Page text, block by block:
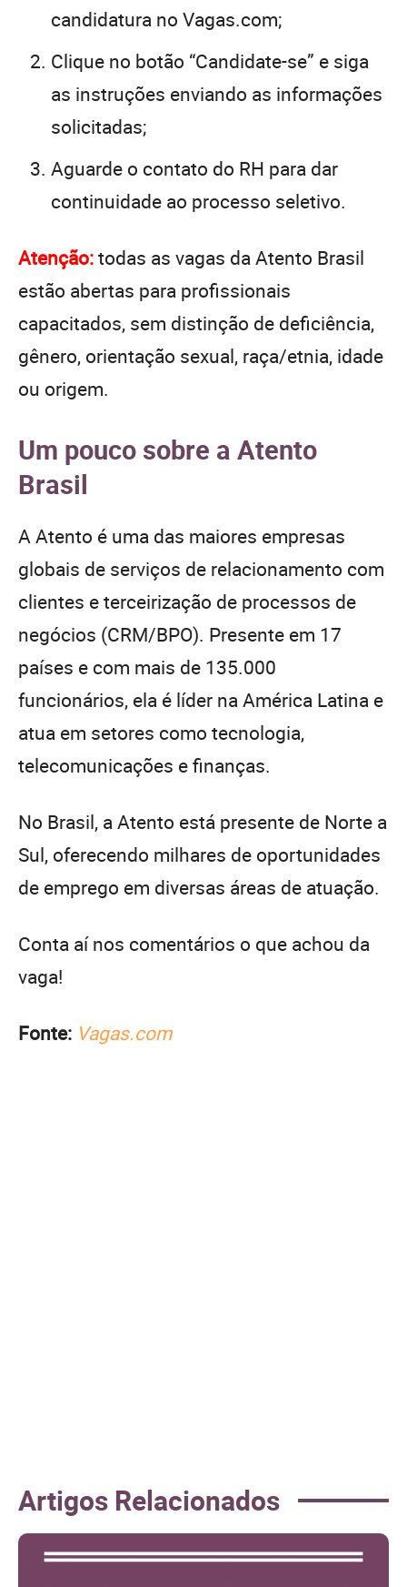
candidatura no Vagas.com;
Clique no botão “Candidate-se” e siga
as instruções enviando as informações
solicitadas;
Aguarde o contato do RH para dar
continuidade ao processo seletivo.
Atenção:todas as vagas da Atento Brasil
estão abertas para profissionais
capacitados, sem distinção de deficiência,
gênero, orientação sexual, raça/etnia, idade
ou origem.
Um pouco sobre a Atento
Brasil
A Atento é uma das maiores empresas
globais de serviços de relacionamento com
clientes e terceirização de processos de
negócios (CRM/BPO). Presente em 17
países e com mais de 135.000
funcionários, ela é líder na América Latina e
atua em setores como tecnologia,
telecomunicações e finanças.
No Brasil, a Atento está presente de Norte a
Sul, oferecendo milhares de oportunidades
de emprego em diversas áreas de atuação.
Conta aí nos comentários o que achou da
vaga!
Fonte: Vagas.com
Artigos Relacionados